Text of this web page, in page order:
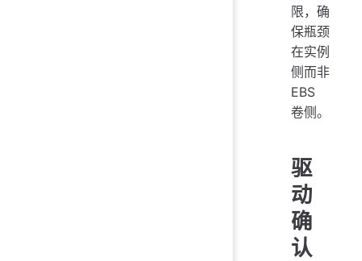
限，确
保瓶颈
在实例
侧而非
EBS
卷侧。
驱
动
确
认